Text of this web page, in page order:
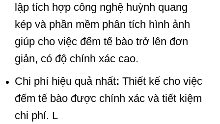
lập tích hợp công nghệ huỳnh quang
kép và phần mềm phân tích hình ảnh
giúp cho việc đếm tế bào trở lên đơn
giản, có độ chính xác cao.
Chi phí hiệu quả nhất: Thiết kế cho việc
đếm tế bào được chính xác và tiết kiệm
chi phí. L